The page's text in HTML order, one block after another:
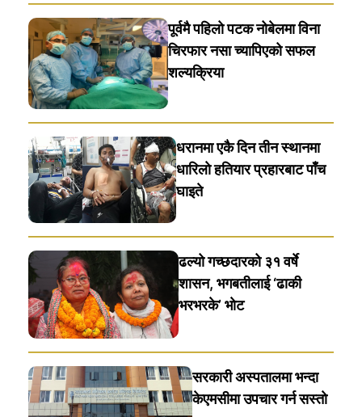
पूर्वमै पहिलो पटक नोबेलमा विना
चिरफार नसा च्यापिएको सफल
शल्यक्रिया
धरानमा एकै दिन तीन स्थानमा
धारिलाे हतियार प्रहारबाट पाँच
घाइते
ढल्यो गच्छदारको ३१ वर्षे
शासन, भगबतीलाई ‘ढाकी
भरभरके’ भाेट
सरकारी अस्पतालमा भन्दा
केएमसीमा उपचार गर्न सस्ताे